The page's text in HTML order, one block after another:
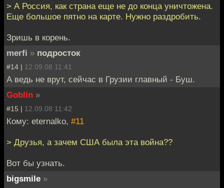
> А Россия, как страна еще не до конца уничтожена.
Еще большое пятно на карте. Нужно раздробить.
Зришь в корень.
merfi » подросток
#14 | 12.09.08 11:41
А ведь не врут, сейчас в Грузии главный - Буш.
Goblin »
#15 | 12.09.08 11:42
Кому: eternalko, #11
> Друзья, а зачем США была эта война??
Вот бы узнать.
bigsmile »